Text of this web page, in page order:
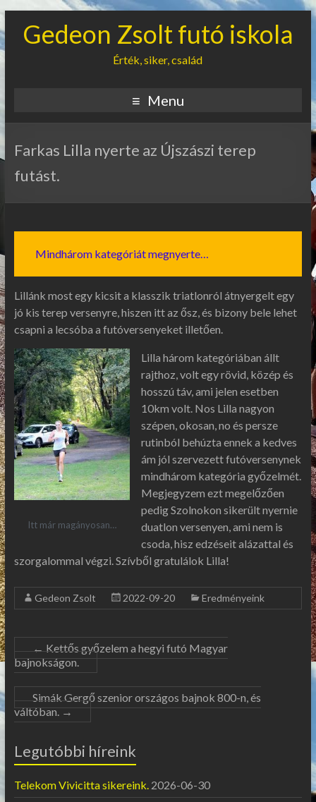
Gedeon Zsolt futó iskola
Érték, siker, család
Menu
Farkas Lilla nyerte az Újszászi terep
futást.
Mindhárom kategóriát megnyerte…
Lillánk most egy kicsit a klasszik triatlonról átnyergelt egy
jó kis terep versenyre, hiszen itt az ősz, és bizony bele lehet
csapni a lecsóba a futóversenyeket illetően.
Itt már magányosan…
Lilla három kategóriában állt
rajthoz, volt egy rövid, közép és
hosszú táv, ami jelen esetben
10km volt. Nos Lilla nagyon
szépen, okosan, no és persze
rutinból behúzta ennek a kedves
ám jól szervezett futóversenynek
mindhárom kategória győzelmét.
Megjegyzem ezt megelőzően
pedig Szolnokon sikerült nyernie
duatlon versenyen, ami nem is
csoda, hisz edzéseit alázattal és
szorgalommal végzi. Szívből gratulálok Lilla!
Gedeon Zsolt 2022-09-20 Eredményeink
←Kettős győzelem a hegyi futó Magyar
bajnokságon.
Simák Gergő szenior országos bajnok 800-n, és
váltóban.→
Legutóbbi híreink
Telekom Vivicitta sikereink. 2026-06-30